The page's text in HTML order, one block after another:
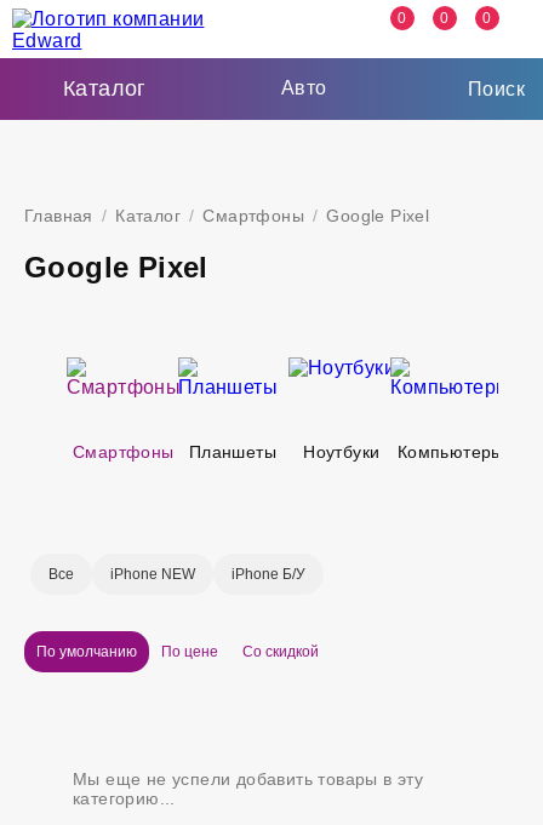
0 0 0
Каталог Авто Поиск
Главная / Каталог / Смартфоны / Google Pixel
Google Pixel
Смартфоны Планшеты Ноутбуки Компьютеры
Все iPhone NEW iPhone Б/У
По умолчанию По цене Со скидкой
Мы еще не успели добавить товары в эту
категорию...